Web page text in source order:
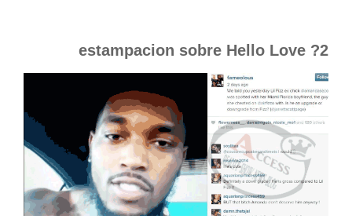
2? estampacion sobre Hello Love